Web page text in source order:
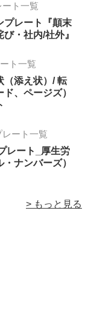
ト一覧
プレート『顛末
・社内/社外』
ト一覧
（添え状）/ 転
、ページズ）
ート一覧
レート_厚生労
ナンバーズ）
> もっと見る